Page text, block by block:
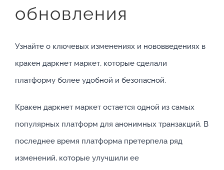
обновления
Узнайте о ключевых изменениях и нововведениях в
кракен даркнет маркет, которые сделали
платформу более удобной и безопасной.
Кракен даркнет маркет остается одной из самых
популярных платформ для анонимных транзакций. В
последнее время платформа претерпела ряд
изменений, которые улучшили ее